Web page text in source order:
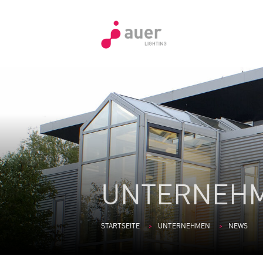
STARTSEITE UNTERNEHMEN NEWS